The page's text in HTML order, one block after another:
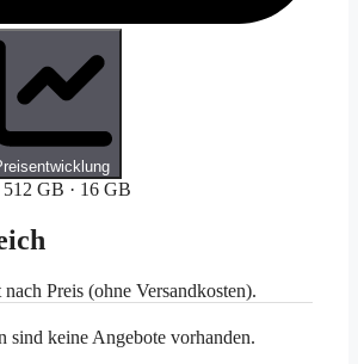
512 GB · 16 GB
Preis (ohne Versandkosten).
sind keine Angebote vorhanden.